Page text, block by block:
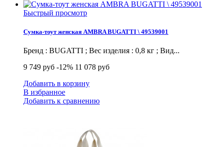
Быстрый просмотр
Сумка-тоут женская AMBRA BUGATTI \ 49539001
Бренд : BUGATTI ; Вес изделия : 0,8 кг ; Вид...
9 749 руб -12% 11 078 руб
Добавить в корзину
В избранное
Добавить к сравнению